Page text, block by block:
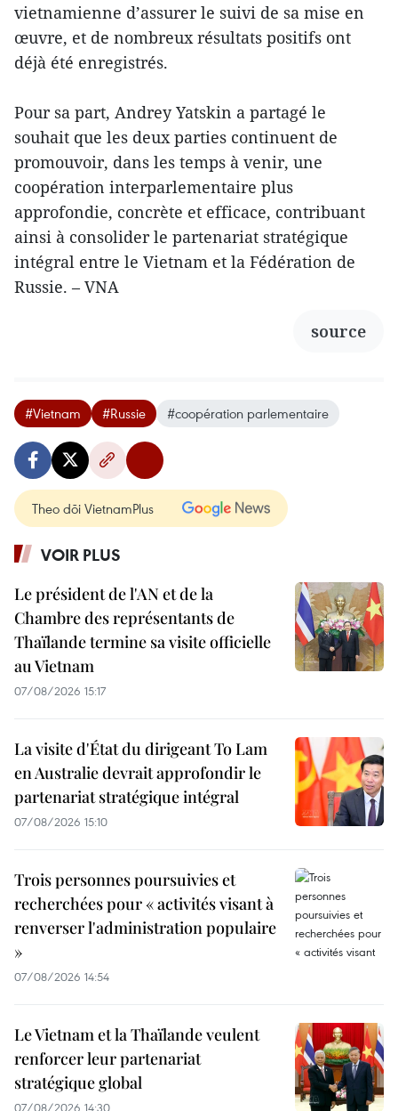
vietnamienne d’assurer le suivi de sa mise en
œuvre, et de nombreux résultats positifs ont
déjà été enregistrés.
Pour sa part, Andrey Yatskin a partagé le
souhait que les deux parties continuent de
promouvoir, dans les temps à venir, une
coopération interparlementaire plus
approfondie, concrète et efficace, contribuant
ainsi à consolider le partenariat stratégique
intégral entre le Vietnam et la Fédération de
Russie. – VNA
source
#Vietnam #Russie #coopération parlementaire
Theo dõi VietnamPlus
VOIR PLUS
Le président de l'AN et de la
Chambre des représentants de
Thaïlande termine sa visite officielle
au Vietnam
07/08/2026 15:17
La visite d'État du dirigeant To Lam
en Australie devrait approfondir le
partenariat stratégique intégral
07/08/2026 15:10
Trois personnes poursuivies et
recherchées pour « activités visant à
renverser l'administration populaire
»
07/08/2026 14:54
Le Vietnam et la Thaïlande veulent
renforcer leur partenariat
stratégique global
07/08/2026 14:30